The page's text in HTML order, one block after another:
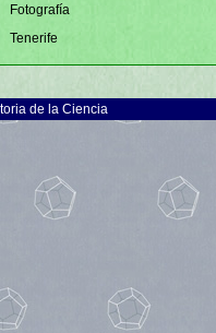
Fotografía
Tenerife
de la Ciencia